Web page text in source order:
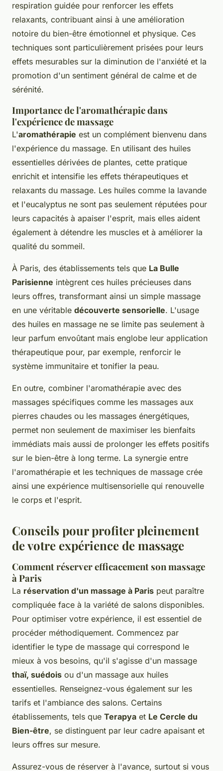
respiration guidée pour renforcer les effets
relaxants, contribuant ainsi à une amélioration
notoire du bien-être émotionnel et physique. Ces
techniques sont particulièrement prisées pour leurs
effets mesurables sur la diminution de l'anxiété et la
promotion d'un sentiment général de calme et de
sérénité.
Importance de l'aromathérapie dans
l'expérience de massage
L'aromathérapie est un complément bienvenu dans
l'expérience du massage. En utilisant des huiles
essentielles dérivées de plantes, cette pratique
enrichit et intensifie les effets thérapeutiques et
relaxants du massage. Les huiles comme la lavande
et l'eucalyptus ne sont pas seulement réputées pour
leurs capacités à apaiser l'esprit, mais elles aident
également à détendre les muscles et à améliorer la
qualité du sommeil.
À Paris, des établissements tels que La Bulle
Parisienne intègrent ces huiles précieuses dans
leurs offres, transformant ainsi un simple massage
en une véritable découverte sensorielle. L'usage
des huiles en massage ne se limite pas seulement à
leur parfum envoûtant mais englobe leur application
thérapeutique pour, par exemple, renforcir le
système immunitaire et tonifier la peau.
En outre, combiner l'aromathérapie avec des
massages spécifiques comme les massages aux
pierres chaudes ou les massages énergétiques,
permet non seulement de maximiser les bienfaits
immédiats mais aussi de prolonger les effets positifs
sur le bien-être à long terme. La synergie entre
l'aromathérapie et les techniques de massage crée
ainsi une expérience multisensorielle qui renouvelle
le corps et l'esprit.
Conseils pour profiter pleinement
de votre expérience de massage
Comment réserver efficacement son massage
à Paris
La réservation d'un massage à Paris peut paraître
compliquée face à la variété de salons disponibles.
Pour optimiser votre expérience, il est essentiel de
procéder méthodiquement. Commencez par
identifier le type de massage qui correspond le
mieux à vos besoins, qu'il s'agisse d'un massage
thaï, suédois ou d'un massage aux huiles
essentielles. Renseignez-vous également sur les
tarifs et l'ambiance des salons. Certains
établissements, tels que Terapya et Le Cercle du
Bien-être, se distinguent par leur cadre apaisant et
leurs offres sur mesure.
Assurez-vous de réserver à l'avance, surtout si vous